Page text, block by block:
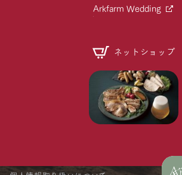
Arkfarm Wedding
ネットショップ